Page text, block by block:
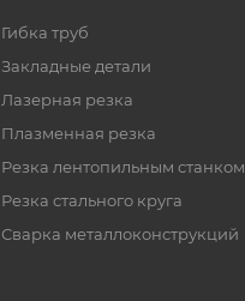
Гибка труб
Закладные детали
Лазерная резка
Плазменная резка
Резка лентопильным станком
Резка стального круга
Сварка металлоконструкций